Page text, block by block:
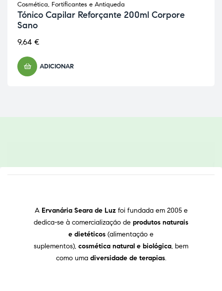
Cosmética, Fortificantes e Antiqueda
Tónico Capilar Reforçante 200ml Corpore
Sano
9,64 €
ADICIONAR
A Ervanária Seara de Luz foi fundada em 2005 e
dedica-se à comercialização de produtos naturais
e dietéticos (alimentação e
suplementos), cosmética natural e biológica, bem
como uma diversidade de terapias.